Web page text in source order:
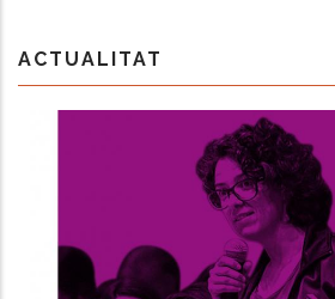
ACTUALITAT